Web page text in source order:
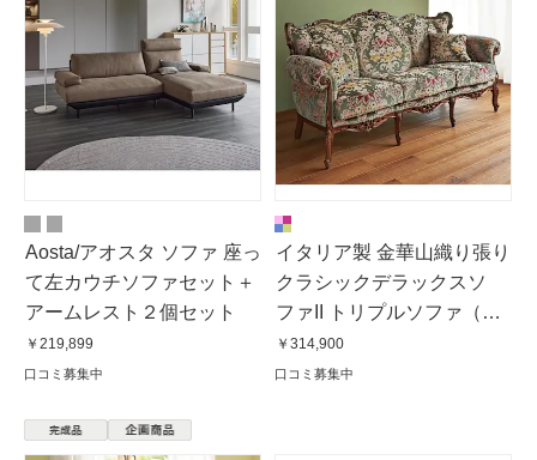
Aosta/アオスタ ソファ 座っ
て左カウチソファセット＋
アームレスト２個セット
￥219,899
口コミ募集中
イタリア製 金華山織り張り
クラシックデラックスソ
ファII トリプルソファ（３
人掛け）
￥314,900
口コミ募集中